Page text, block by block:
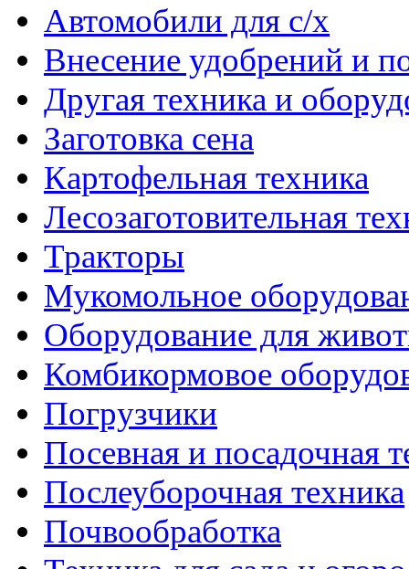
Автомобили для с/х
Внесение удобрений и
Другая техника и
Заготовка сена
Картофельная техника
Лесозаготовительная
Тракторы
Мукомольное
Оборудование для
Комбикормовое
Погрузчики
Посевная и посадочная
Послеуборочная техника
Почвообработка